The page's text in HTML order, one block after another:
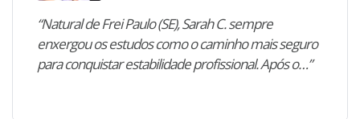
“Natural de Frei Paulo (SE), Sarah C. sempre
enxergou os estudos como o caminho mais seguro
para conquistar estabilidade profissional. Após o…”